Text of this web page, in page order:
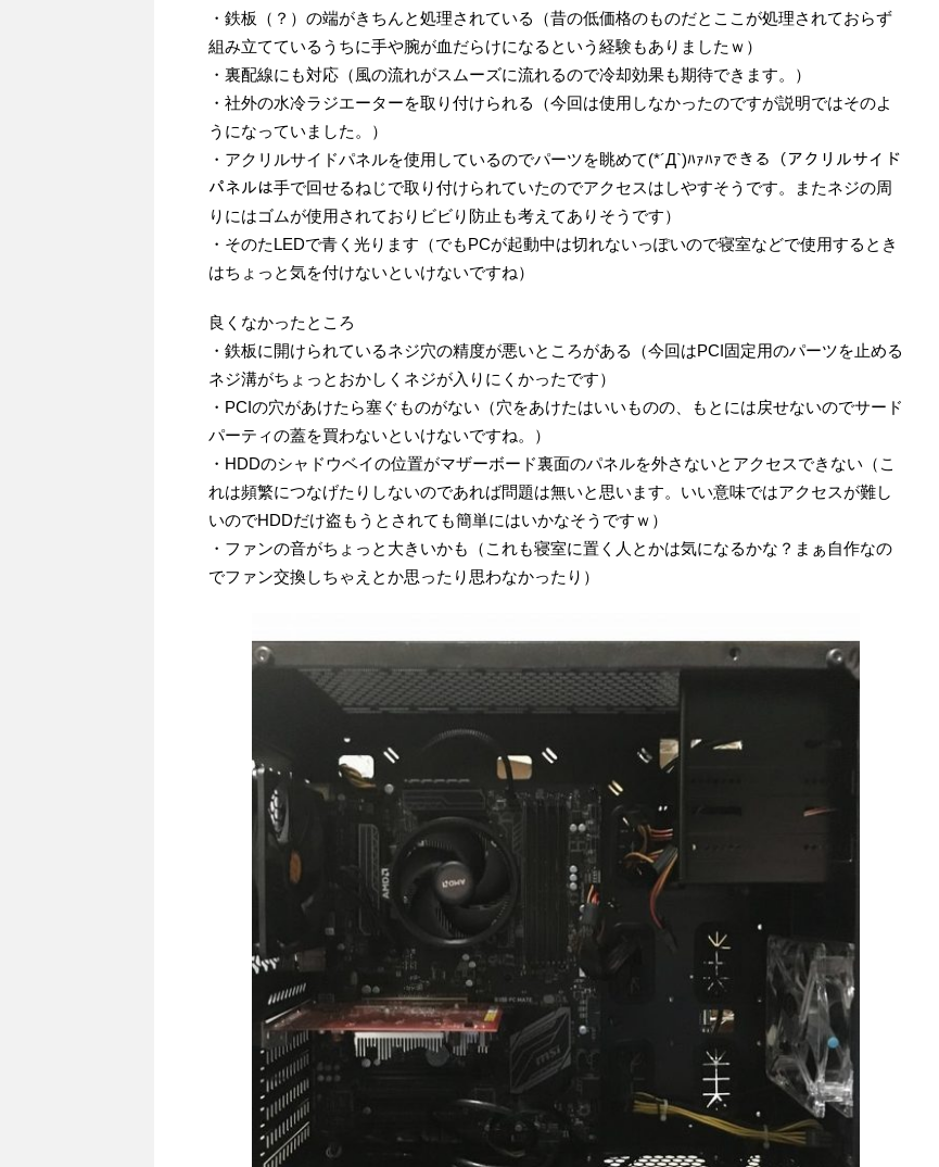
・鉄板（？）の端がきちんと処理されている（昔の低価格のものだとここが処理されておらず
組み立てているうちに手や腕が血だらけになるという経験もありましたｗ）
・裏配線にも対応（風の流れがスムーズに流れるので冷却効果も期待できます。）
・社外の水冷ラジエーターを取り付けられる（今回は使用しなかったのですが説明ではそのよ
うになっていました。）
・アクリルサイドパネルを使用しているのでパーツを眺めて(*´Д`)ﾊｧﾊｧできる（アクリルサイド
パネルは手で回せるねじで取り付けられていたのでアクセスはしやすそうです。またネジの周
りにはゴムが使用されておりビビり防止も考えてありそうです）
・そのたLEDで青く光ります（でもPCが起動中は切れないっぽいので寝室などで使用するとき
はちょっと気を付けないといけないですね）
良くなかったところ
・鉄板に開けられているネジ穴の精度が悪いところがある（今回はPCI固定用のパーツを止める
ネジ溝がちょっとおかしくネジが入りにくかったです）
・PCIの穴があけたら塞ぐものがない（穴をあけたはいいものの、もとには戻せないのでサード
パーティの蓋を買わないといけないですね。）
・HDDのシャドウベイの位置がマザーボード裏面のパネルを外さないとアクセスできない（こ
れは頻繁につなげたりしないのであれば問題は無いと思います。いい意味ではアクセスが難し
いのでHDDだけ盗もうとされても簡単にはいかなそうですｗ）
・ファンの音がちょっと大きいかも（これも寝室に置く人とかは気になるかな？まぁ自作なの
でファン交換しちゃえとか思ったり思わなかったり）